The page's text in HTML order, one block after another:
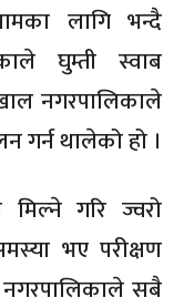
लागि भन्दै
घुम्ती स्वाब
नगरपालिकाले
गर्न थालेको हो ।
गरि ज्वरो
भए परीक्षण
सबै